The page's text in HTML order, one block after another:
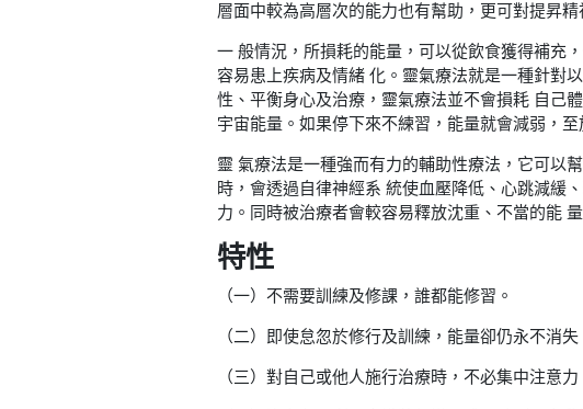
層面中較為高層次的能力也有幫助，更可對提昇
一 般情況，所損耗的能量，可以從飲食獲得補充
容易患上疾病及情緒 化。靈氣療法就是一種針對
性、平衡身心及治療，靈氣療法並不會損耗 自己
宇宙能量。如果停下來不練習，能量就會減弱，
靈 氣療法是一種強而有力的輔助性療法，它可以
時，會透過自律神經系 統使血壓降低、心跳減緩
力。同時被治療者會較容易釋放沈重、不當的能
特性
（一）不需要訓練及修課，誰都能修習。
（二）即使怠忽於修行及訓練，能量卻仍永不消
（三）對自己或他人施行治療時，不必集中注意力